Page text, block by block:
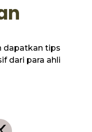
dapatkan tips
dari para ahli